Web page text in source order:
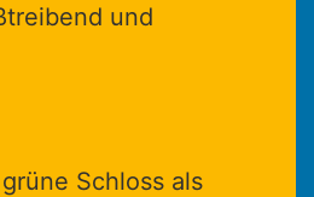
und
Schloss als